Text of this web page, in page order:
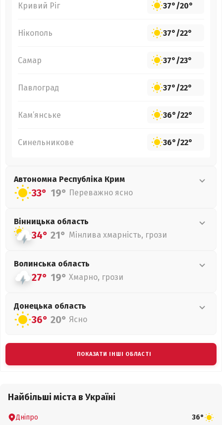
Кривий Ріг 37°/20°
Нікополь 37°/22°
Самар 37°/23°
Павлоград 37°/22°
Кам’янське 36°/22°
Синельникове 36°/22°
Автономна Республіка Крим
33° 19° Переважно ясно
Вінницька область
34° 21° Мінлива хмарність, грози
Волинська область
27° 19° Хмарно, грози
Донецька область
36° 20° Ясно
ПОКАЗАТИ ІНШІ ОБЛАСТІ
Найбільші міста в Україні
Дніпро 36°